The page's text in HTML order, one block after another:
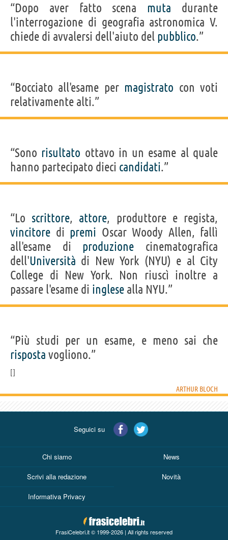
“Dopo aver fatto scena muta durante
l'interrogazione di geografia astronomica V.
chiede di avvalersi dell'aiuto del pubblico.”
“Bocciato all'esame per magistrato con voti
relativamente alti.”
“Sono risultato ottavo in un esame al quale
hanno partecipato dieci candidati.”
“Lo scrittore, attore, produttore e regista,
vincitore di premi Oscar Woody Allen, fallì
all'esame di produzione cinematografica
dell'Università di New York (NYU) e al City
College di New York. Non riuscì inoltre a
passare l'esame di inglese alla NYU.”
“Più studi per un esame, e meno sai che
risposta vogliono.”
ARTHUR BLOCH
Seguici su
Chi siamo News
Scrivi alla redazione Novità
Informativa Privacy
FrasiCelebri.it © 1999-2026 | All rights reserved